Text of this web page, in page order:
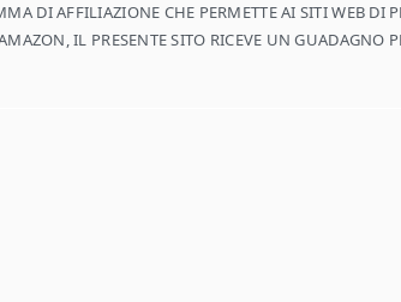
DI AFFILIAZIONE CHE PERMETTE AI SITI WEB DI
IL PRESENTE SITO RICEVE UN GUADAGNO